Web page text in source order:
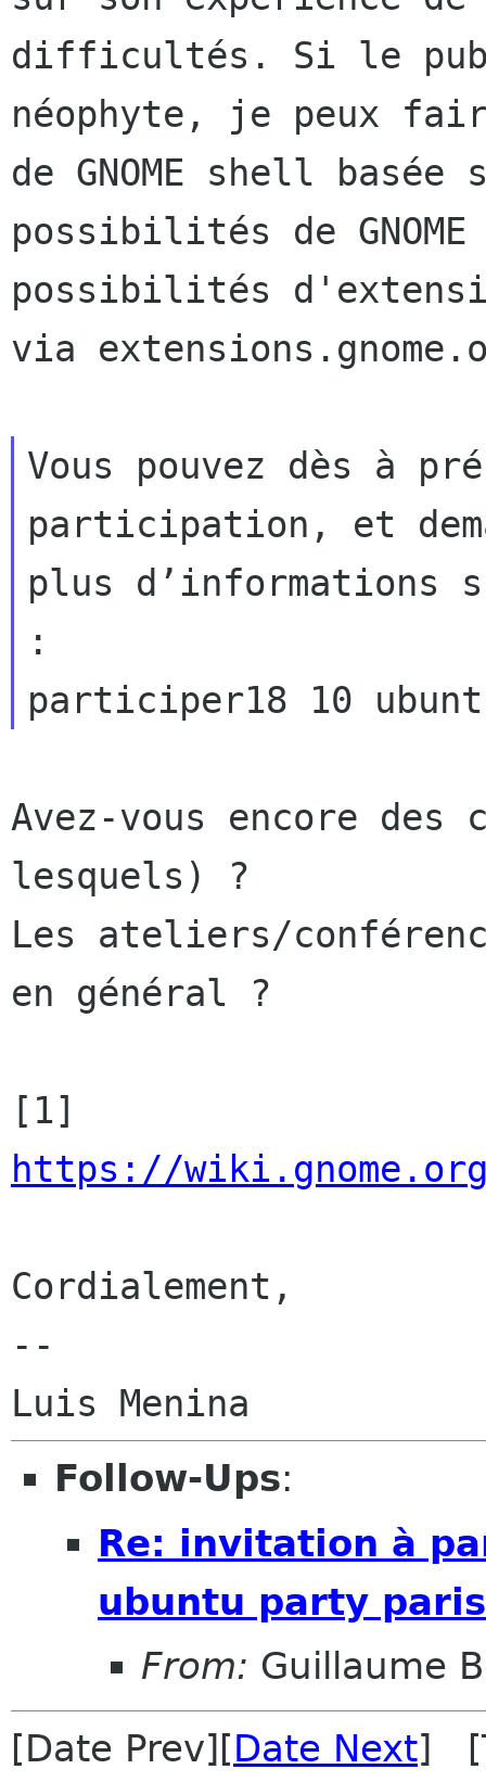
difficultés. Si le
néophyte, je peux
de GNOME shell
possibilités de
possibilités
via
Vous pouvez dès à
participation, et
plus d’informations
:
Avez-vous encore
lesquels) ?
Les ateliers/
en général ?
https://
Cordialement,
--
Follow-Ups:
Re: invitation à
ubuntu party
From: Guillaume
[Date Prev][Date Next]